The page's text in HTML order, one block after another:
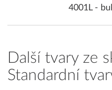
4001L -
Další tvary ze
Standardní